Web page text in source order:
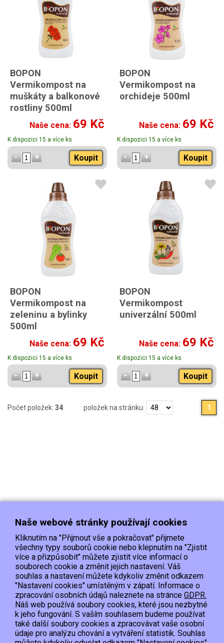
BOPON
Vermikompost na
muškáty a balkonové
rostliny 500ml
Naše cena: 69 Kč
K dispozici 15 a více ks
Koupit
BOPON
Vermikompost na
orchideje 500ml
Naše cena: 69 Kč
K dispozici 15 a více ks
Koupit
BOPON
Vermikompost na
zeleninu a bylinky
500ml
Naše cena: 69 Kč
K dispozici 15 a více ks
Koupit
BOPON
Vermikompost
univerzální 500ml
Naše cena: 69 Kč
K dispozici 15 a více ks
Koupit
Počet položek: 34 položek na stránku: 1
Doprava Platba
Kontakt/Reklamace
Obchodní podmínky
Ochrana os.údajů
EET :Podle zákona o evidenci tržeb je prodávající povinen vystavit kupujícímu
Zároveň je povinen zaevidovat přijatou tržbu u správce daně online; v případě
technického výpadku pak nejpozději do 48 hodin.
Naše webové stránky používají cookies
Kliknutím na "Přijmout vše a pokračovat" přijmete
všechny typy souborů cookie nebo klepnutím na "Zjistit
více a přizpůsobit" můžete zjistit více informací o
souborech cookie a změnit jejich nastavení. Váš
souhlas a nastavení můžete kdykoliv změnit odkazem
"Nastavení cookies" umístěným v zápatí. Informace o
zpracování osobních údajů naleznete na stránce GDPR.
Náš web používá soubory cookies, které jsou nezbytné
k jeho fungování. S vaším souhlasem budeme používat
také další soubory cookies a zpracovávat vaše osobní
údaje pro analýzu chování a vytváření statistik. Souhlas